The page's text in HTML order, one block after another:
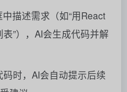
中描述需求（如“用React
”），AI会生成代码并解
码时，AI会自动提示后续